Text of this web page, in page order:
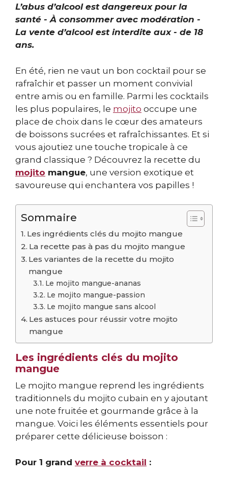
L’abus d’alcool est dangereux pour la
santé - À consommer avec modération -
La vente d’alcool est interdite aux - de 18
ans.
En été, rien ne vaut un bon cocktail pour se
rafraîchir et passer un moment convivial
entre amis ou en famille. Parmi les cocktails
les plus populaires, le mojito occupe une
place de choix dans le cœur des amateurs
de boissons sucrées et rafraîchissantes. Et si
vous ajoutiez une touche tropicale à ce
grand classique ? Découvrez la recette du
mojito mangue, une version exotique et
savoureuse qui enchantera vos papilles !
Sommaire
Les ingrédients clés du mojito mangue
La recette pas à pas du mojito mangue
Les variantes de la recette du mojito
mangue
Le mojito mangue-ananas
Le mojito mangue-passion
Le mojito mangue sans alcool
Les astuces pour réussir votre mojito
mangue
Les ingrédients clés du mojito
mangue
Le mojito mangue reprend les ingrédients
traditionnels du mojito cubain en y ajoutant
une note fruitée et gourmande grâce à la
mangue. Voici les éléments essentiels pour
préparer cette délicieuse boisson :
Pour 1 grand verre à cocktail :